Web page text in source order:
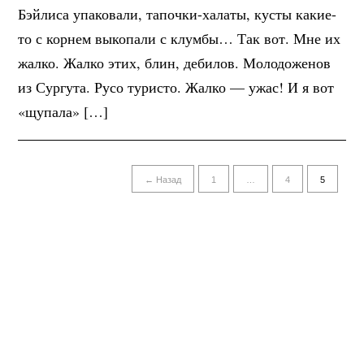
Бэйлиса упаковали, тапочки-халаты, кусты какие-
то с корнем выкопали с клумбы… Так вот. Мне их
жалко. Жалко этих, блин, дебилов. Молодоженов
из Сургута. Русо туристо. Жалко — ужас! И я вот
«щупала» […]
← Назад 1 4 5